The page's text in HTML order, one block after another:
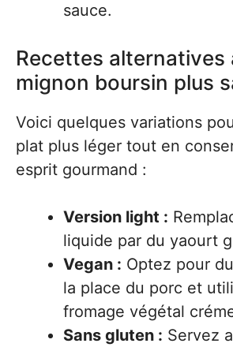
sauce.
Recettes alternatives
mignon boursin plus
Voici quelques variations
plat plus léger tout en
esprit gourmand :
Version light :
liquide par du yaourt
Vegan : Optez pour
la place du porc et
fromage végétal
Sans gluten : Servez